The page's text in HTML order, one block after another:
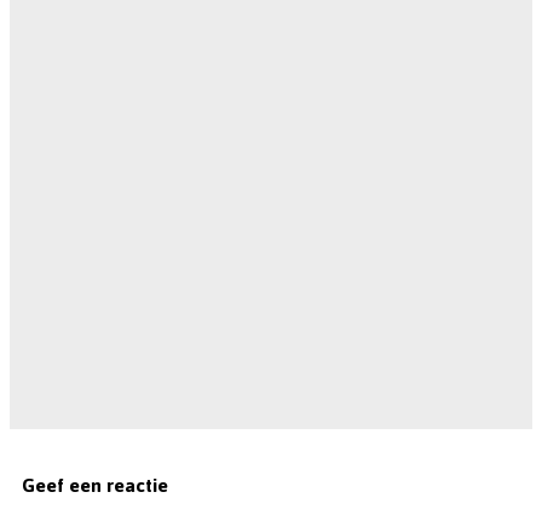
Geef een reactie